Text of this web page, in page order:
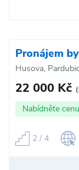
Pronájem
Husova,
22 000 Kč
Nabídněte cenu
2 / 4